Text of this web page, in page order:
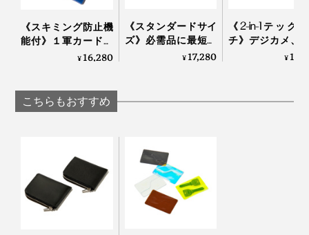
従来のキーケースの先入観を捨てて、本当に必要な機能
はなにか、突き詰めた結果が、ユニークな外観とミニマ
ムな機能を持った『Orbitkey』です」
で紹介され、30日間で5000人からの支持を得たことか
ら始まったプロダクト。本品は、初期モデルから、さら
に品質改良した「Orbitkey2.0」モデルです。
《スキミング防止機
能付》１軍カードに
直アクセス、コイ
EXENTRI
¥16,280
《スタンダードサイ
ズ》必需品に最短ア
クセス、誰でも整理
¥17,280
《2-in-1テック
チ》デジカメ、
ドホン、電源ア
¥
こちらもおすすめ